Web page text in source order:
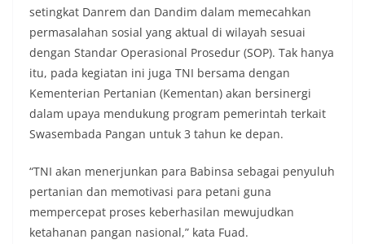
setingkat Danrem dan Dandim dalam memecahkan
permasalahan sosial yang aktual di wilayah sesuai
dengan Standar Operasional Prosedur (SOP). Tak hanya
itu, pada kegiatan ini juga TNI bersama dengan
Kementerian Pertanian (Kementan) akan bersinergi
dalam upaya mendukung program pemerintah terkait
Swasembada Pangan untuk 3 tahun ke depan.
“TNI akan menerjunkan para Babinsa sebagai penyuluh
pertanian dan memotivasi para petani guna
mempercepat proses keberhasilan mewujudkan
ketahanan pangan nasional,” kata Fuad.